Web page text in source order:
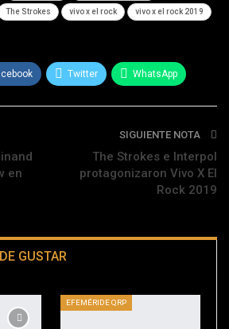
The Strokes vivo x el rock vivo x el rock 2019
Twitter WhatsApp
en
SIGUIENTE NOTA
The Strokes e Interpol
protagonizaron Vivo X El
Rock 2019
GUSTAR
EFEMÉRIDE QRP